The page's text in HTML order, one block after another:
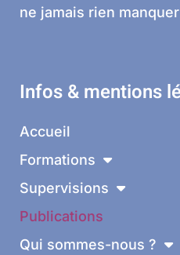
ne jamais rien
Infos & mentions
Accueil
Formations
Supervisions
Publications
Qui sommes-nous ?